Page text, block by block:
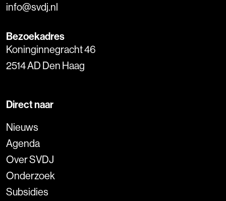
info@svdj.nl
Bezoekadres
Koninginnegracht 46
2514 AD Den Haag
Direct naar
Nieuws
Agenda
Over SVDJ
Onderzoek
Subsidies